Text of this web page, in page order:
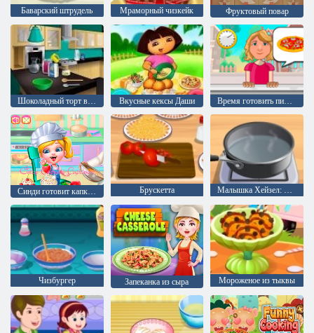
Баварский штрудель Мраморный чизкейк Фруктовый повар
Шоколадный торт в виде бабочки: готовим с Эммой Вкусные кексы Даши Время готовить пиццу
Брускетта Малышка Хейзел: Кассуле
Чизбургер Запеканка из сыра Мороженое из тыквы